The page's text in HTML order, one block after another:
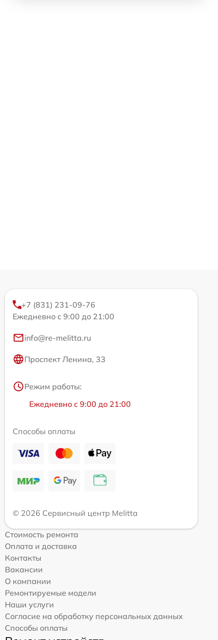
+7 (831) 231-09-76
Ежедневно с 9:00 до 21:00
info@re-melitta.ru
Проспект Ленина, 33
Режим работы:
Ежедневно с 9:00 до 21:00
Способы оплаты
© 2026 Сервисный центр Melitta
Стоимость ремонта
Оплата и доставка
Контакты
Вакансии
О компании
Ремонтируемые модели
Наши услуги
Согласие на обработку персональных данных
Способы оплаты